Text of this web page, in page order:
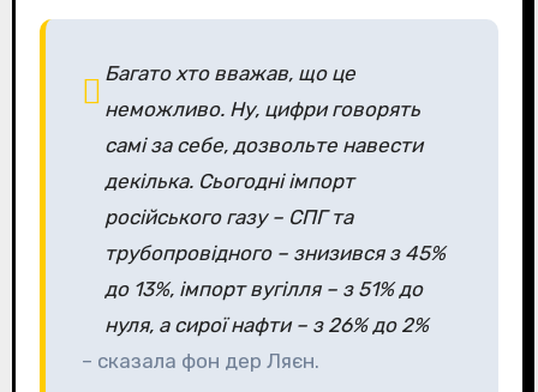
Багато хто вважав, що це
неможливо. Ну, цифри говорять
самі за себе, дозвольте навести
декілька. Сьогодні імпорт
російського газу – СПГ та
трубопровідного – знизився з 45%
до 13%, імпорт вугілля – з 51% до
нуля, а сирої нафти – з 26% до 2%
– сказала фон дер Ляєн.